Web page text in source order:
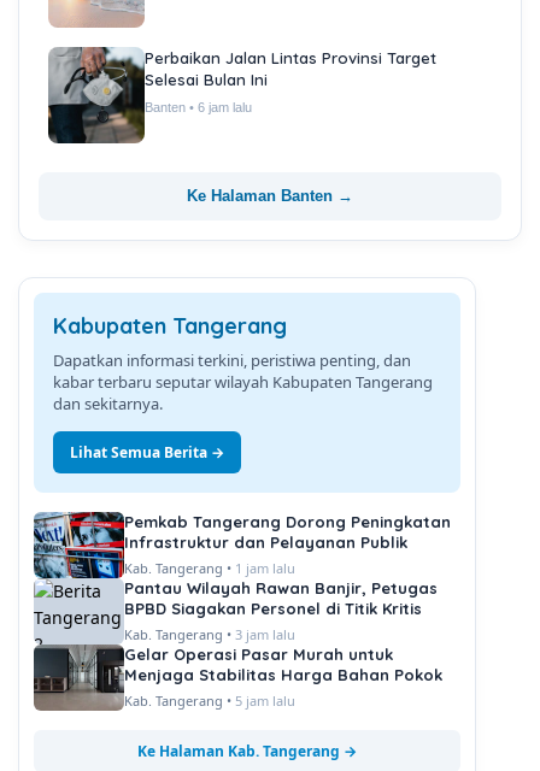
Perbaikan Jalan Lintas Provinsi Target
Selesai Bulan Ini
Banten • 6 jam lalu
Ke Halaman Banten →
Kabupaten Tangerang
Dapatkan informasi terkini, peristiwa penting, dan
kabar terbaru seputar wilayah Kabupaten Tangerang
dan sekitarnya.
Lihat Semua Berita →
Pemkab Tangerang Dorong Peningkatan
Infrastruktur dan Pelayanan Publik
Kab. Tangerang • 1 jam lalu
Pantau Wilayah Rawan Banjir, Petugas
BPBD Siagakan Personel di Titik Kritis
Kab. Tangerang • 3 jam lalu
Gelar Operasi Pasar Murah untuk
Menjaga Stabilitas Harga Bahan Pokok
Kab. Tangerang • 5 jam lalu
Ke Halaman Kab. Tangerang →